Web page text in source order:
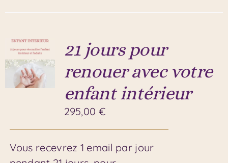
21 jours pour
renouer avec votre
enfant intérieur
295,00 €
Vous recevrez 1 email par jour